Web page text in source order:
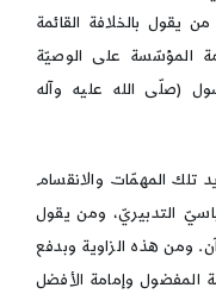
يقول بالخلافة القائمة
المؤسّسة على الوصيّة
(صلّى الله عليه وآله
تلك المهمّات والانقسام
التدبيريّ، ومن يقول
ومن هذه الزاوية وبدفع
المفضول وإمامة الأفضل